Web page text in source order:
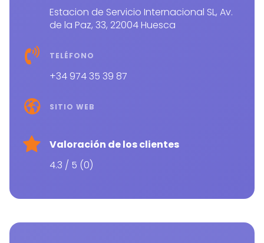
Estacion de Servicio Internacional SL, Av.
de la Paz, 33, 22004 Huesca
TELÉFONO
+34 974 35 39 87
SITIO WEB
Valoración de los clientes
4.3 / 5 (0)